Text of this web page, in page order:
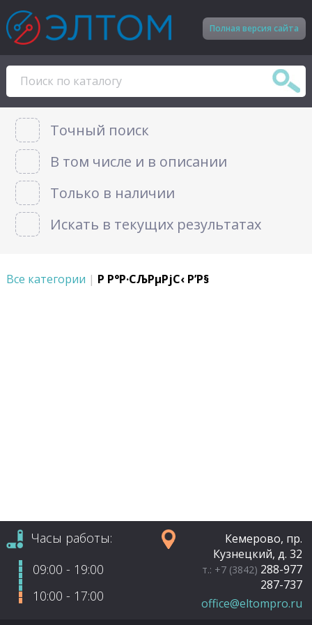
Полная версия сайта
Точный поиск
В том числе и в описании
Только в наличии
Искать в текущих результатах
Все категории | Р Р°Р·СЉРµРјС‹ Р’Р§
Часы работы:
09:00 - 19:00
10:00 - 17:00
Кемерово, пр.
Кузнецкий, д. 32
т.: +7 (3842) 288-977
287-737
office@eltompro.ru